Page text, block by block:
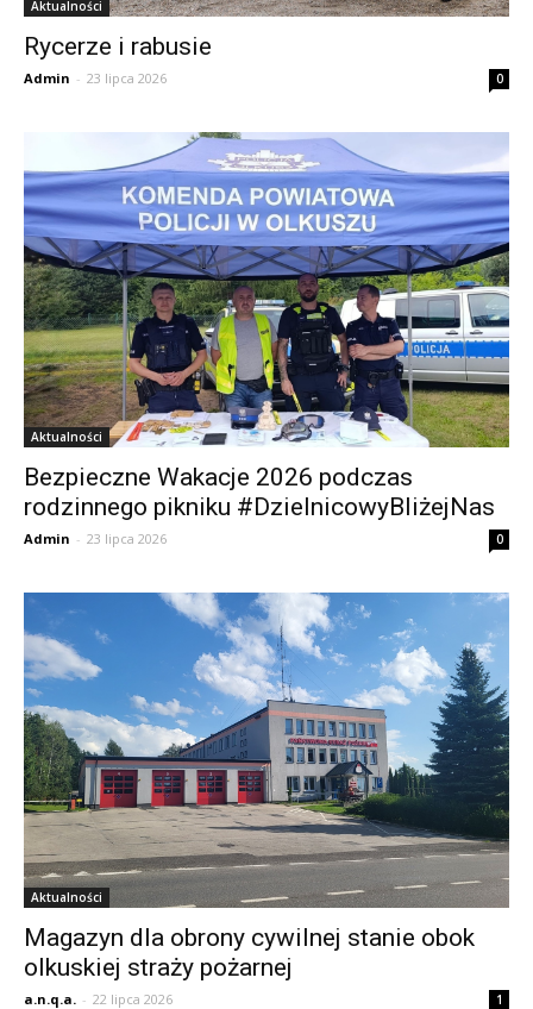
Aktualności
Rycerze i rabusie
Admin - 23 lipca 2026 0
Aktualności
Bezpieczne Wakacje 2026 podczas
rodzinnego pikniku #DzielnicowyBliżejNas
Admin - 23 lipca 2026 0
Aktualności
Magazyn dla obrony cywilnej stanie obok
olkuskiej straży pożarnej
a.n.q.a. - 22 lipca 2026 1